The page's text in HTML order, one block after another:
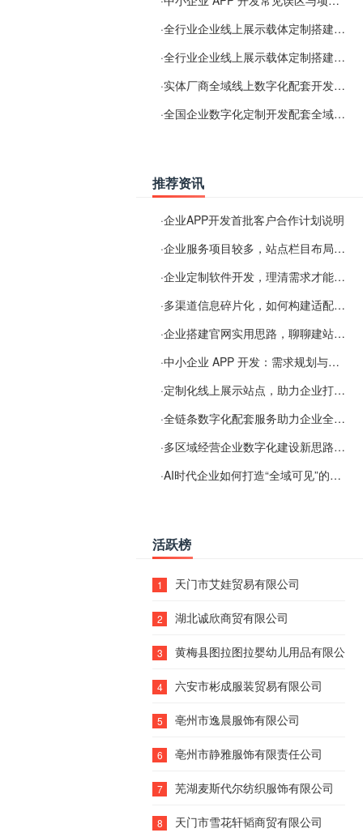
·全行业企业线上展示载体定制搭建服务
·全行业企业线上展示载体定制搭建服务
·实体厂商全域线上数字化配套开发与地域检索优化服务
·全国企业数字化定制开发配套全域搜索优化服务
推荐资讯
·企业APP开发首批客户合作计划说明
·企业服务项目较多，站点栏目布局规划参考思路
·企业定制软件开发，理清需求才能提升数字化落地效率
·多渠道信息碎片化，如何构建适配 AI 检索的品牌信息源
·企业搭建官网实用思路，聊聊建站容易忽视的问题
·中小企业 APP 开发：需求规划与项目落地避坑经验分享
·定制化线上展示站点，助力企业打通线上经营渠道
·全链条数字化配套服务助力企业全域线上经营
·多区域经营企业数字化建设新思路：多端载体与地域检索一体化落地思路分享
·AI时代企业如何打造“全域可见”的数字资产？梓彤超越给出新解法
活跃榜
1 天门市艾娃贸易有限公司
2 湖北诚欣商贸有限公司
3 黄梅县图拉图拉婴幼儿用品有限公司
4 六安市彬成服装贸易有限公司
5 亳州市逸晨服饰有限公司
6 亳州市静雅服饰有限责任公司
7 芜湖麦斯代尔纺织服饰有限公司
8 天门市雪花轩韬商贸有限公司